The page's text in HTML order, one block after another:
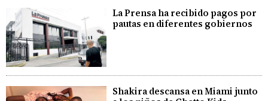
La Prensa ha recibido pagos por
pautas en diferentes gobiernos
Shakira descansa en Miami junto